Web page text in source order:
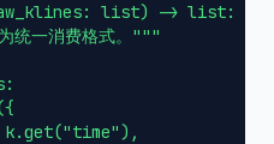
list) -> list:
统一消费格式。"""